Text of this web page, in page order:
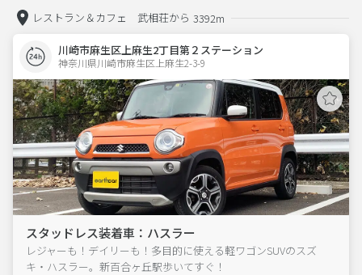
レストラン＆カフェ 武相荘から 3392m
川崎市麻生区上麻生2丁目第２ステーション
神奈川県川崎市麻生区上麻生2-3-9
スタッドレス装着車：ハスラー
レジャーも！デイリーも！多目的に使える軽ワゴンSUVのスズ
キ・ハスラー。新百合ヶ丘駅歩いてすぐ！